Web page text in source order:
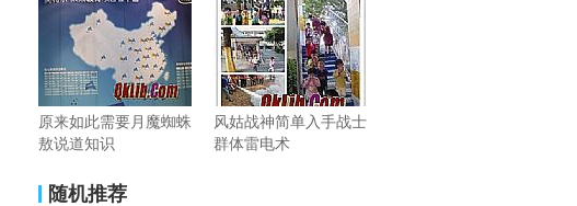
原来如此需要月魔蜘蛛
敖说道知识
风姑战神简单入手战士
群体雷电术
随机推荐